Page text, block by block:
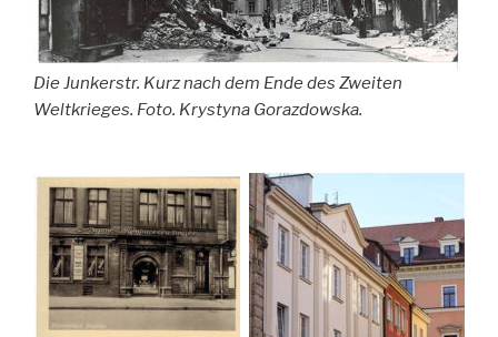
Die Junkerstr. Kurz nach dem Ende des Zweiten
Weltkrieges. Foto. Krystyna Gorazdowska.